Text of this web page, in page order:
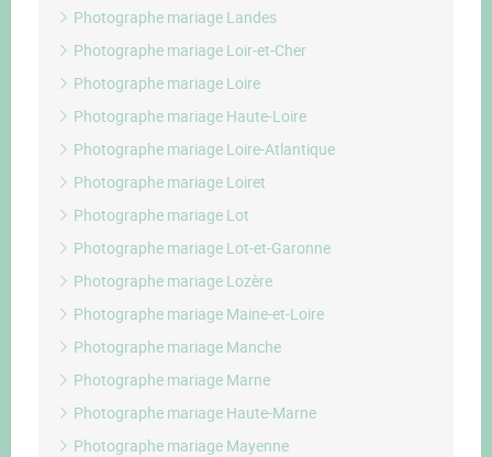
Photographe mariage Landes
Photographe mariage Loir-et-Cher
Photographe mariage Loire
Photographe mariage Haute-Loire
Photographe mariage Loire-Atlantique
Photographe mariage Loiret
Photographe mariage Lot
Photographe mariage Lot-et-Garonne
Photographe mariage Lozère
Photographe mariage Maine-et-Loire
Photographe mariage Manche
Photographe mariage Marne
Photographe mariage Haute-Marne
Photographe mariage Mayenne